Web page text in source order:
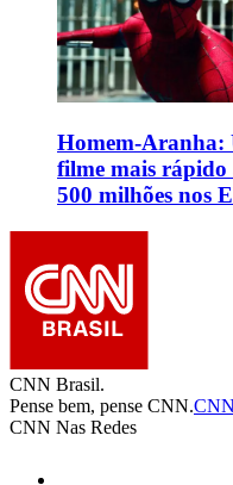
Homem-Aranha:
filme mais rápido
500 milhões nos
CNN Brasil.
Pense bem, pense CNN.
CNN Nas Redes